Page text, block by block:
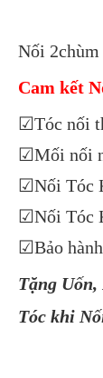
Nối
Cam kết
☑Tóc nối
☑Mối nối
☑Nối Tóc
☑Nối Tóc
☑Bảo
Tặng
Tóc khi